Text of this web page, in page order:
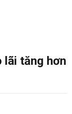
lãi tăng hơn